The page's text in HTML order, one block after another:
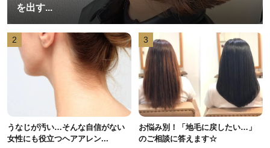
を出す...
2
うなじが汚い…そんな自信がない
女性にも役立つヘアアレン...
3
お悩み別！「地毛に戻したい…」
のご相談に答えます☆